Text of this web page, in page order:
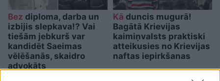
Bez diploma, darba un
izbijis slepkava!? Vai
tiešām jebkurš var
kandidēt Saeimas
vēlēšanās, skaidro
advokāts
Kā duncis mugurā!
Bagātā Krievijas
kaimiņvalsts praktiski
atteikusies no Krievijas
naftas iepirkšanas